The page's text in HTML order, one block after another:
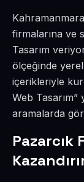
firmalarına ve
Tasarım
ölçeğinde
içerikleriyle
Web Tasarım”
aramalarda
Pazarcık